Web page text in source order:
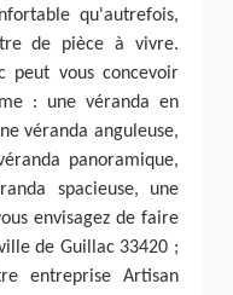
qu'autrefois,
de pièce à vivre.
peut vous concevoir
: une véranda en
véranda anguleuse,
panoramique,
spacieuse, une
envisagez de faire
de Guillac 33420 ;
entreprise Artisan